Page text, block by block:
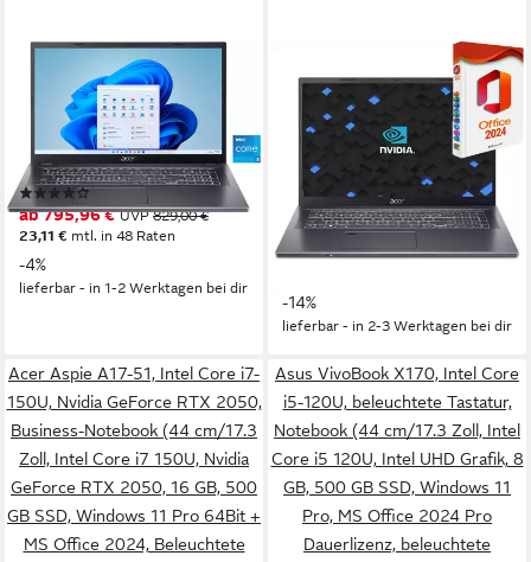
Aspire 17 Notebook
17,3 Zoll Bildschirmdiagonale
Intel Core 5 Prozessor
Intel Graphics Grafikkarte
(20)
ab 795,96 € UVP829,00 €
23,11 € mtl. in 48 Raten
-4%
lieferbar - in 1-2 Werktagen bei dir
Aspie A17-51, Intel Core i7-
150U, Nvidia GeForce RTX
2050, Gaming-Notebook
Bildschirmdiagonale
Intel Core i7
Prozessor
16 GB Arbeitsspeicher
ab 1.199,00 € UVP1.399,00 €
-14%
lieferbar - in 2-3 Werktagen bei dir
Acer Aspie A17-51, Intel Core i7-
150U, Nvidia GeForce RTX 2050,
Business-Notebook (44 cm/17.3
Zoll, Intel Core i7 150U, Nvidia
GeForce RTX 2050, 16 GB, 500
GB SSD, Windows 11 Pro 64Bit +
MS Office 2024, Beleuchtete
Asus VivoBook X170, Intel Core
i5-120U, beleuchtete Tastatur,
Notebook (44 cm/17.3 Zoll, Intel
Core i5 120U, Intel UHD Grafik, 8
GB, 500 GB SSD, Windows 11
Pro, MS Office 2024 Pro
Dauerlizenz, beleuchtete